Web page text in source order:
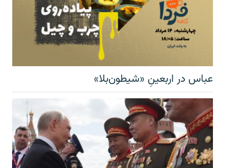
عباس در اربعینِ «شیطون‌بلا»